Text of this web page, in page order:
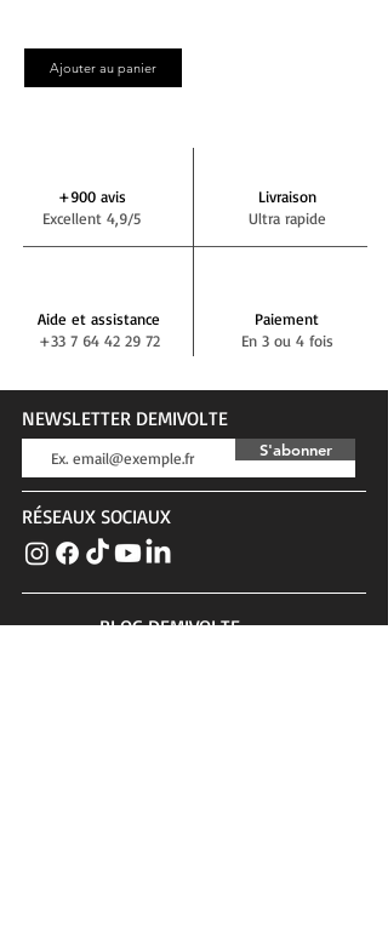
Ajouter au panier
+900 avis
Excellent 4,9/5
Aide et assistance
Livraison
Ultra rapide
Paiement
+33 7 64 42 29 72
En 3 ou 4 fois
NEWSLETTER DEMIVOLTE
S'abonner
RÉSEAUX SOCIAUX
BLOG DEMIVOLTE